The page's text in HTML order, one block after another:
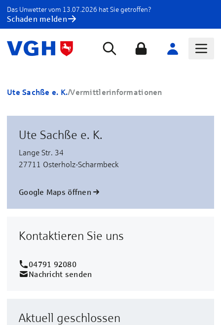
Das Unwetter vom 13.07.2026 hat Sie getroffen?
Schaden melden
Ute Sachße e. K./Vermittlerinformationen
Ute Sachße e. K.
Lange Str. 34
27711 Osterholz-Scharmbeck
Google Maps öffnen
Kontaktieren Sie uns
04791 92080
Nachricht senden
Aktuell geschlossen